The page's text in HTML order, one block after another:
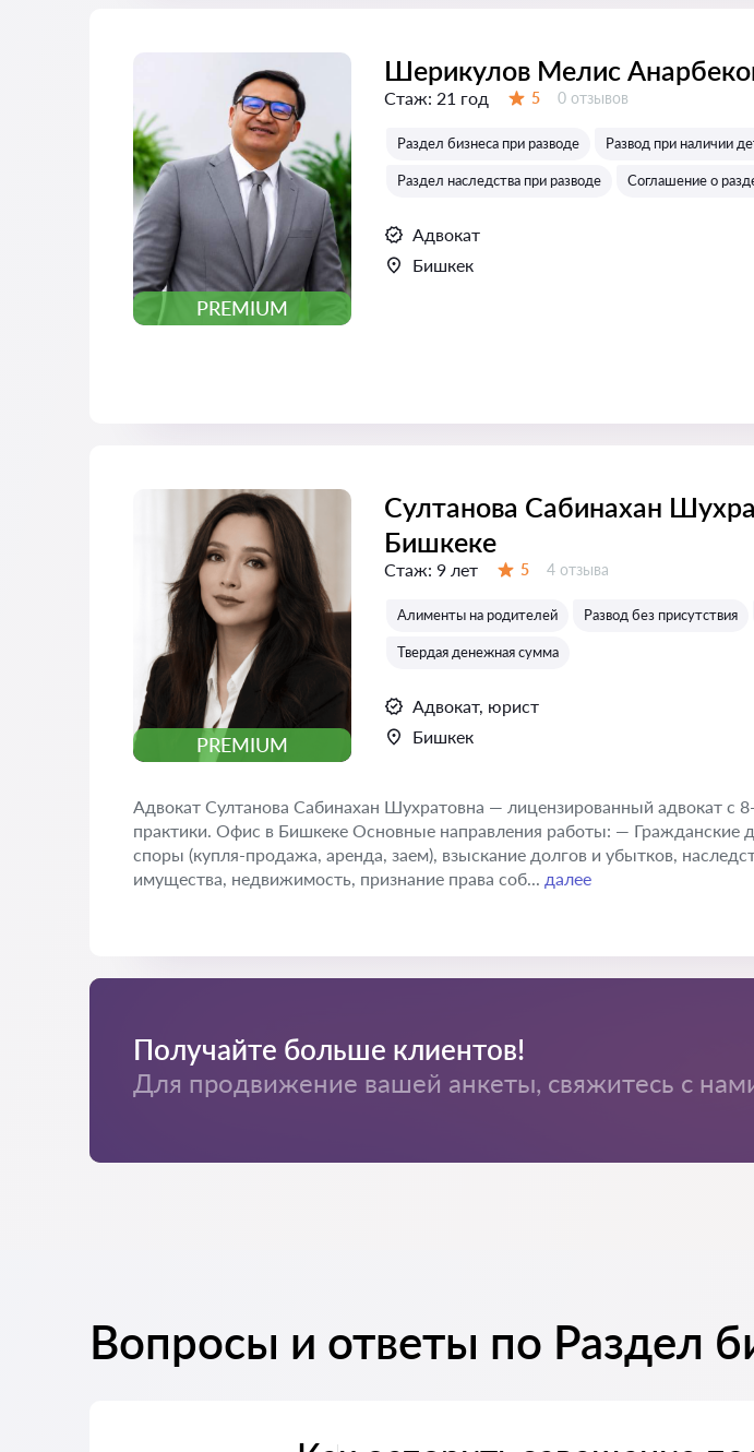
PREMIUM
Шерикулов Мелис
Стаж: 21 год 5 Отзывов:
0 отзывов
Раздел бизнеса при разводе Развод при наличии
Раздел наследства при разводе Соглашение о
Адвокат
Бишкек
PREMIUM
Султанова Сабинахан
Бишкеке
Стаж: 9 лет 5 Отзывов:
4 отзыва
Алименты на родителей Развод без присутствия
Твердая денежная сумма
Адвокат, юрист
Бишкек
Адвокат Султанова Сабинахан Шухратовна — лицензированный адвокат с
практики. Офис в Бишкеке Основные направления работы: — Гражданские
споры (купля-продажа, аренда, заем), взыскание долгов и убытков,
имущества, недвижимость, признание права соб... далее
Получайте больше клиентов!
Для продвижение вашей анкеты, свяжитесь с
Вопросы и ответы по Раздел